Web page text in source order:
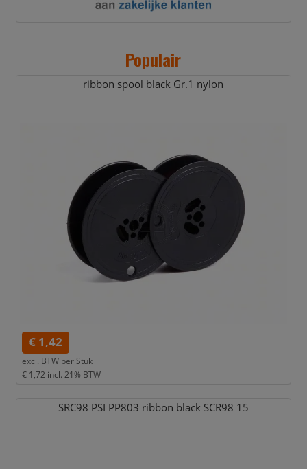
Populair
ribbon spool black Gr.1 nylon
€ 1,42
excl. BTW per Stuk
€ 1,72 incl. 21% BTW
SRC98 PSI PP803 ribbon black SCR98 15